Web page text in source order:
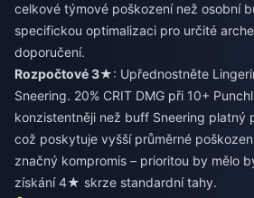
celkové týmové poškození než osobní
specifickou optimalizaci pro určité
doporučení.
Rozpočtové 3★: Upřednostněte
Sneering. 20% CRIT DMG při 10+
konzistentněji než buff Sneering platný
což poskytuje vyšší průměrné
značný kompromis – prioritou by mělo
získání 4★ skrze standardní tahy.